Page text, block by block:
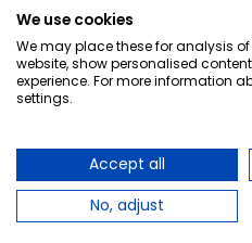
We use cookies
We may place these for analysis
website, show personalised
experience. For more information
settings.
Accept all
No, adjust